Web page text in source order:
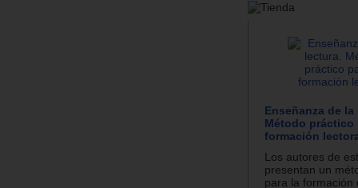
Enseñanza de la
Método práctico
formación
Los autores de
presentan un
para la formación